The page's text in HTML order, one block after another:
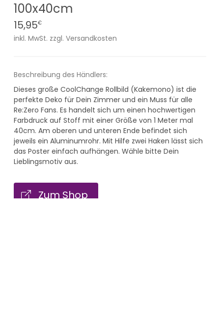
100x40cm
15,95€
inkl. MwSt. zzgl. Versandkosten
Beschreibung des Händlers:
Dieses große CoolChange Rollbild (Kakemono) ist die
perfekte Deko für Dein Zimmer und ein Muss für alle
Re:Zero Fans. Es handelt sich um einen hochwertigen
Farbdruck auf Stoff mit einer Größe von 1 Meter mal
40cm. Am oberen und unteren Ende befindet sich
jeweils ein Aluminumrohr. Mit Hilfe zwei Haken lässt sich
das Poster einfach aufhängen. Wähle bitte Dein
Lieblingsmotiv aus.
Zum Shop